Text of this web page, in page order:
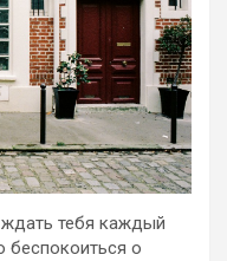
тебя каждый
беспокоиться о